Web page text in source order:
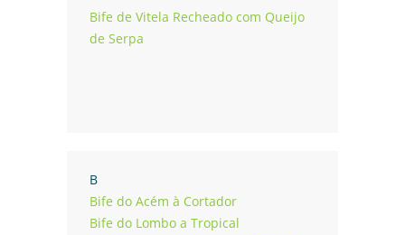
Bife de Vitela Recheado com Queijo
de Serpa
B
Bife do Acém à Cortador
Bife do Lombo a Tropical